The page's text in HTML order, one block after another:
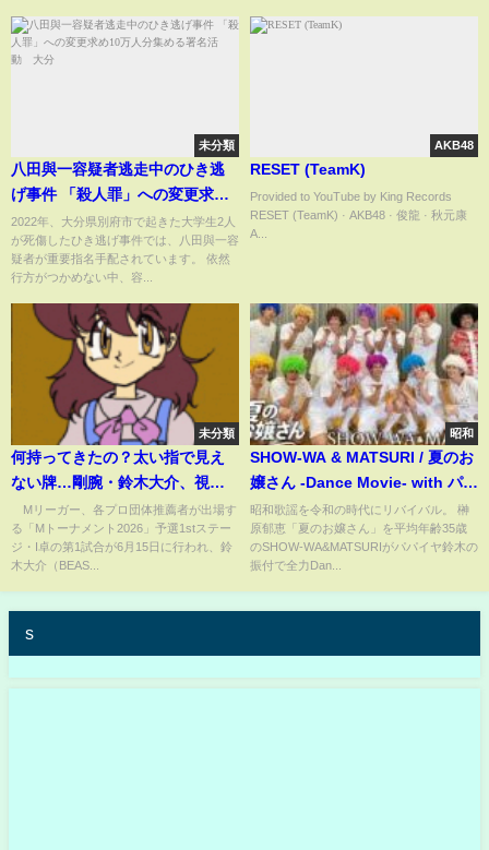
未分類
八田與一容疑者逃走中のひき逃
げ事件 「殺人罪」への変更求め
10万人分集める署名活動 大分
2022年、大分県別府市で起きた大学生2人
が死傷したひき逃げ事件では、八田與一容
疑者が重要指名手配されています。 依然
行方がつかめない中、容...
AKB48
RESET (TeamK)
Provided to YouTube by King Records
RESET (TeamK) · AKB48 · 俊龍 · 秋元康
A...
未分類
何持ってきたの？太い指で見え
ない牌…剛腕・鈴木大介、視聴
者をじらす「シークレット大
介」が「見えないｗ」と話題に/
麻雀・Mトーナメント(ABEMA
Mリーガー、各プロ団体推薦者が出場す
る「Mトーナメント2026」予選1stステー
ジ・I卓の第1試合が6月15日に行われ、鈴
木大介（BEAS...
昭和
SHOW-WA & MATSURI / 夏のお
嬢さん -Dance Movie- with パパ
イヤ鈴木
昭和歌謡を令和の時代にリバイバル。 榊
原郁恵「夏のお嬢さん」を平均年齢35歳
のSHOW-WA&MATSURIがパパイヤ鈴木の
振付で全力Dan...
s